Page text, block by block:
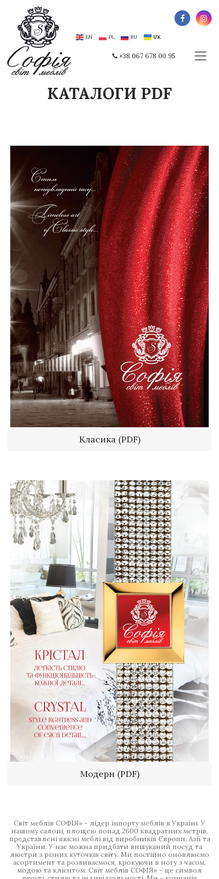
EN PL RU UK
+38 067 678 00 95
КАТАЛОГИ PDF
Класика (PDF)
Модерн (PDF)
Світ меблів СОФІЯ» - лідер імпорту меблів в Україні. У
нашому салоні, площею понад 2600 квадратних метрів,
представлені якісні меблі від виробників Європи, Азії та
України. У нас можна придбати вишуканий посуд та
люстри з різних куточків світу. Ми постійно оновлюємо
асортимент та розвиваємося, крокуючи в ногу з часом,
модою та клієнтом. Світ меблів СОФІЯ» – це символ